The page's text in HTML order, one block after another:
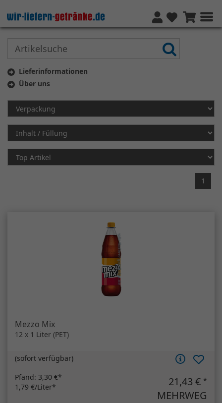
Lieferinformationen
Über uns
1
Mezzo Mix
12 x 1 Liter (PET)
(sofort verfügbar)
Pfand: 3,30 €*
1,79 €/Liter*
21,43 € *
MEHRWEG